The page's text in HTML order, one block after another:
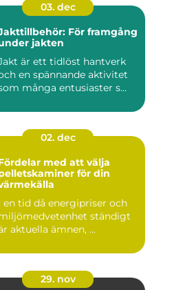
03. dec
För framgång
jakten
är ett tidlöst hantverk
en spännande aktivitet
många entusiaster s...
02. dec
med att välja
för din
en tid då energipriser och
ständigt
aktuella ämnen, ...
29. nov